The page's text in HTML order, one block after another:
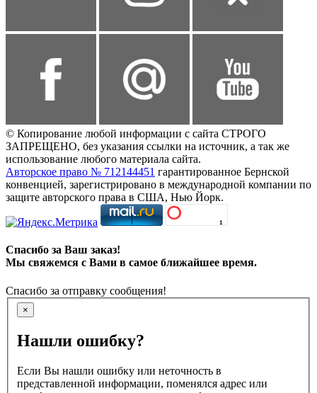
© Копирование любой информации с сайта СТРОГО
ЗАПРЕЩЕНО, без указания ссылки на источник, а так же
использование любого материала сайта.
Авторское право № 712144451 гарантированное Бернской
конвенцией, зарегистрировано в международной компании по
защите авторского права в США, Нью Йорк.
Спасибо за Ваш заказ!
Мы свяжемся с Вами в самое ближайшее время.
Спасибо за отправку сообщения!
×
Нашли ошибку?
Если Вы нашли ошибку или неточность в
представленной информации, поменялся адрес или